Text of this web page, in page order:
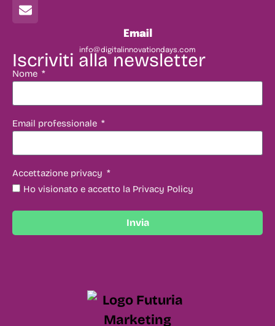
Email
info@digitalinnovationdays.com
Iscriviti alla newsletter
Nome
Email professionale
Accettazione privacy
Ho visionato e accetto la Privacy Policy
Invia